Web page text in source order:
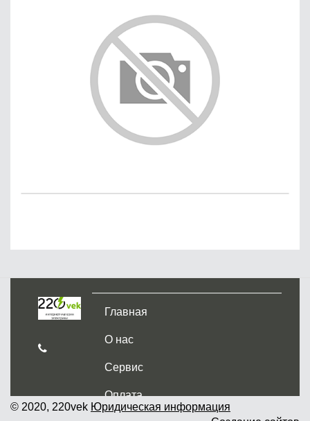
Главная
О нас
Сервис
Оплата
© 2020, 220vek Юридическая информация